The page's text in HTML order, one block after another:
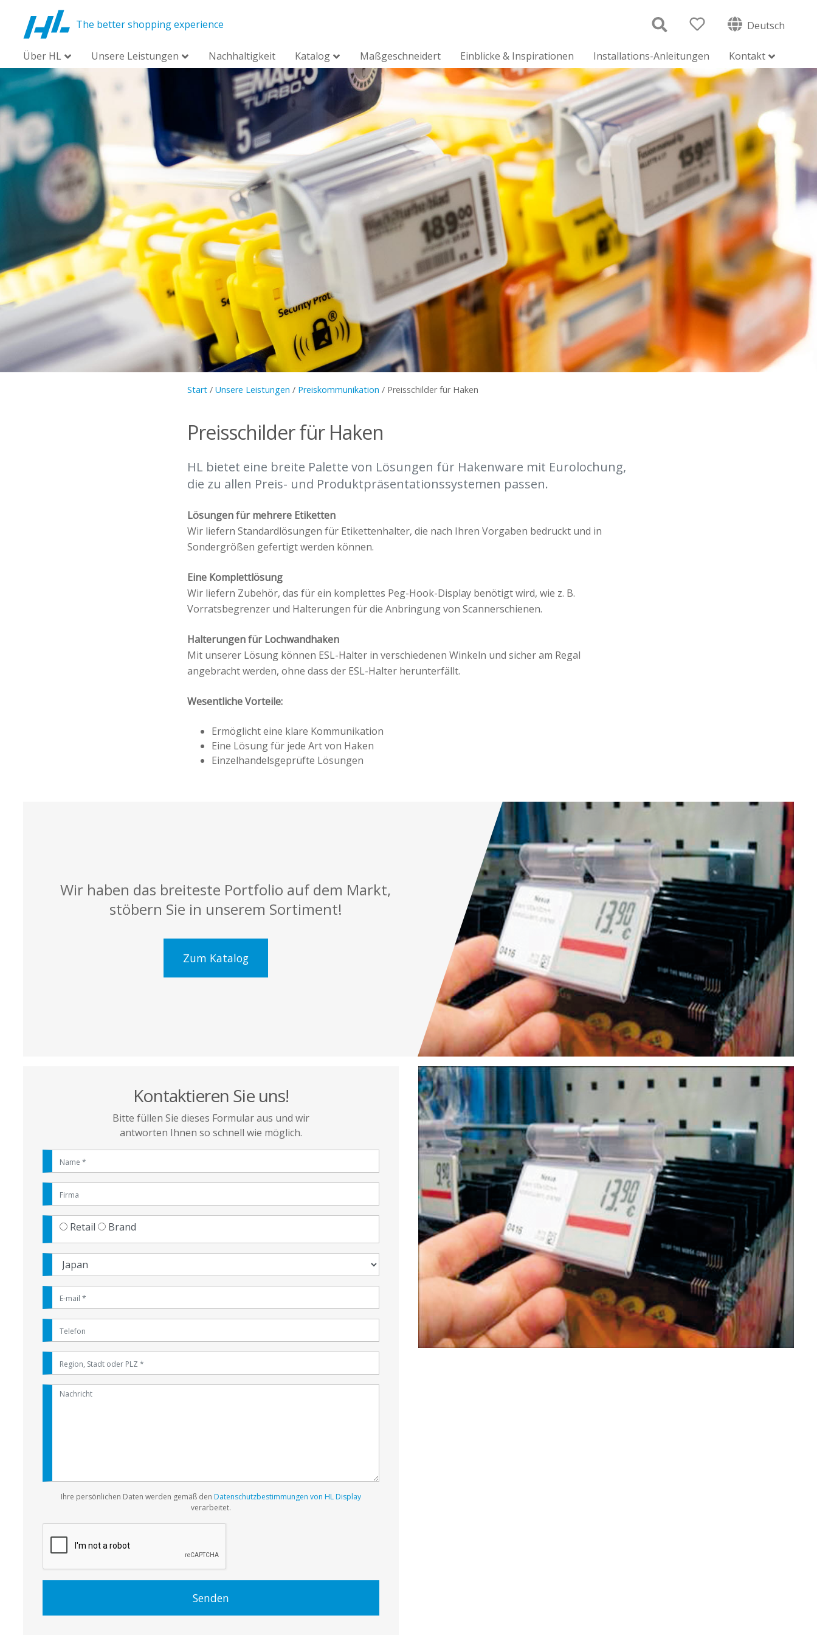
The better shopping experience Deutsch
Über HL Unsere Leistungen Nachhaltigkeit Katalog Maßgeschneidert Einblicke & Inspirationen Installations-Anleitungen Kontakt
Start/ Unsere Leistungen / Preiskommunikation / Preisschilder für Haken
Preisschilder für Haken
HL bietet eine breite Palette von Lösungen für Hakenware mit Eurolochung,
die zu allen Preis- und Produktpräsentationssystemen passen.
Lösungen für mehrere Etiketten
Wir liefern Standardlösungen für Etikettenhalter, die nach Ihren Vorgaben bedruckt und in
Sondergrößen gefertigt werden können.
Eine Komplettlösung
Wir liefern Zubehör, das für ein komplettes Peg-Hook-Display benötigt wird, wie z. B.
Vorratsbegrenzer und Halterungen für die Anbringung von Scannerschienen.
Halterungen für Lochwandhaken
Mit unserer Lösung können ESL-Halter in verschiedenen Winkeln und sicher am Regal
angebracht werden, ohne dass der ESL-Halter herunterfällt.
Wesentliche Vorteile:
Ermöglicht eine klare Kommunikation
Eine Lösung für jede Art von Haken
Einzelhandelsgeprüfte Lösungen
Wir haben das breiteste Portfolio auf dem Markt,
stöbern Sie in unserem Sortiment!
Zum Katalog
Kontaktieren Sie uns!
Bitte füllen Sie dieses Formular aus und wir
antworten Ihnen so schnell wie möglich.
Retail Brand
Ihre persönlichen Daten werden gemäß den Datenschutzbestimmungen von HL Display
verarbeitet.
Senden